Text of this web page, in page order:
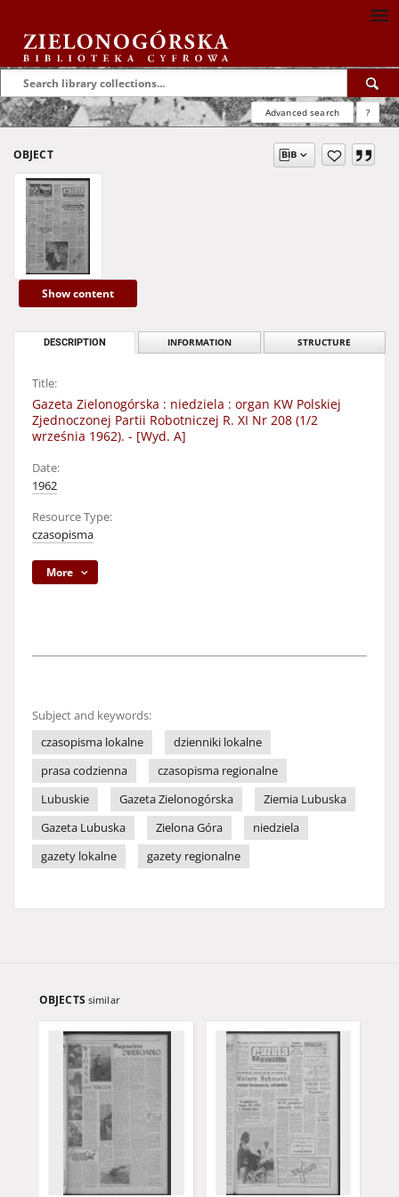
Advanced search ?
OBJECT
Show content
DESCRIPTION INFORMATION STRUCTURE
Title:
Gazeta Zielonogórska : niedziela : organ KW Polskiej
Zjednoczonej Partii Robotniczej R. XI Nr 208 (1/2
września 1962). - [Wyd. A]
Date:
1962
Resource Type:
czasopisma
More
Subject and keywords:
czasopisma lokalne
dzienniki lokalne
prasa codzienna
czasopisma regionalne
Lubuskie
Gazeta Zielonogórska
Ziemia Lubuska
Gazeta Lubuska
Zielona Góra
niedziela
gazety lokalne
gazety regionalne
OBJECTS similar